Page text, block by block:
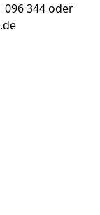
096 344 oder
Profile